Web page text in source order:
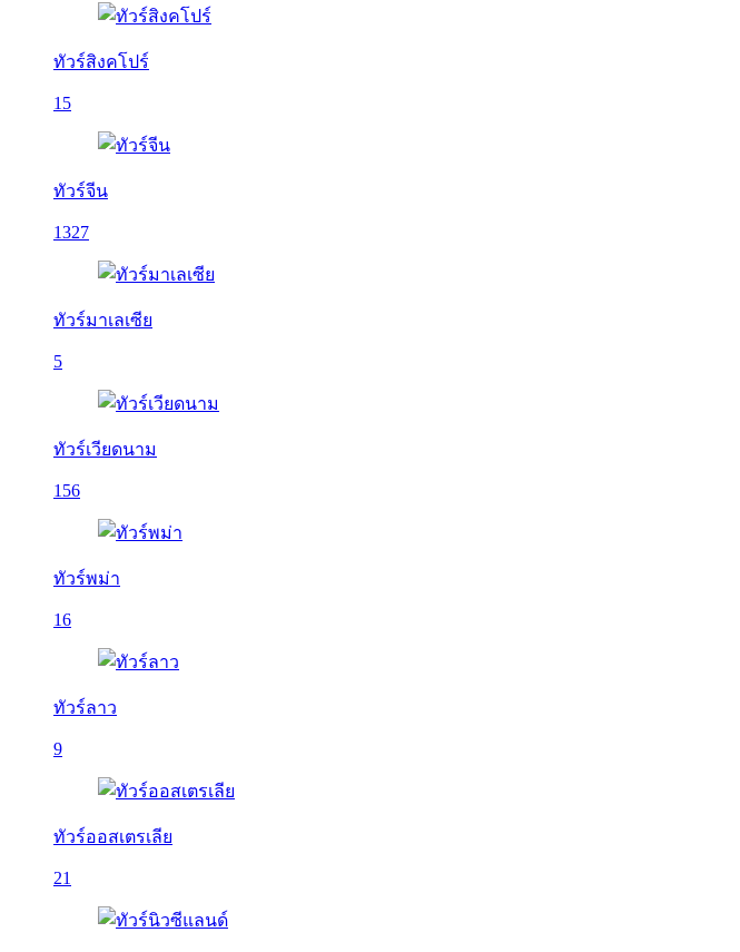
ทัวร์สิงคโปร์
15
ทัวร์จีน
1327
ทัวร์มาเลเซีย
5
ทัวร์เวียดนาม
156
ทัวร์พม่า
16
ทัวร์ลาว
9
ทัวร์ออสเตรเลีย
21